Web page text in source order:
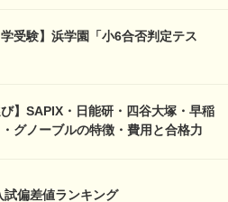
受験】浜学園「小6合否判定テス
び】SAPIX・日能研・四谷大塚・早稲
グノーブルの特徴・費用と合格力
偏差値ランキング